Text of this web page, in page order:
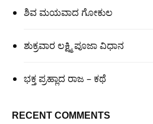
ಶಿವ ಮಯವಾದ ಗೋಕುಲ
ಶುಕ್ರವಾರ ಲಕ್ಷ್ಮಿ ಪೂಜಾ ವಿಧಾನ
ಭಕ್ತ ಪ್ರಹ್ಲಾದ ರಾಜ – ಕಥೆ
RECENT COMMENTS